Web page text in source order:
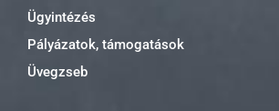
Ügyintézés
Pályázatok, támogatások
Üvegzseb